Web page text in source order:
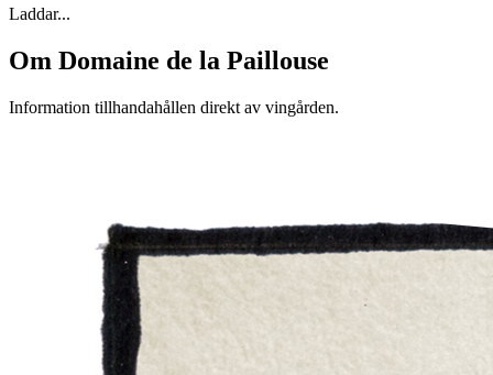
Laddar...
Om Domaine de la Paillouse
Information tillhandahållen direkt av vingården.